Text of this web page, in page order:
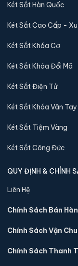
Két sắt mini
gold chính hãng
📐 Kích thước: 30 x
🔒 Khoá:Khóa vân
Xem chi tiết →
Két Sắt Hàn Quốc
Két Sắt Cao Cấp -
Két Sắt Khóa Cơ
Két Sắt Khóa Đổi Mã
Két Sắt Điện Tử
Két Sắt Khóa Vân Tay
Két Sắt Tiệm Vàng
Két Sắt Công Đức
QUY ĐỊNH & CHÍNH
Liên Hệ
Chính Sách Bán
Chính Sách Vận
Chính Sách Thanh